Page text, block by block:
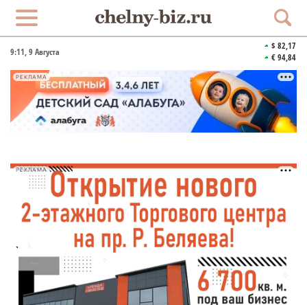
9:11, 9 Августа
$ 82,17
€ 94,84
РЕКЛАМА
РЕКЛАМА